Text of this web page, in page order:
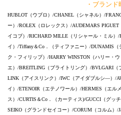
・ブランド
HUBLOT（ウブロ）/CHANEL（シャネル）/
ー）/ROLEX（ロレックス）/AUDEMARS
イコブ）/RICHARD MILLE（リシャール・ミル）
イ）/Tiffany＆Co．（ティファニー）/DUNAMIS（
ク・フィリップ）/HARRY WINSTON（ハリー・
エ）/BREITLING（ブライトリング）/BVLGARI
LINK（アイスリンク）/IWC（アイダブルシ―）/
イ）/ETENOIR（エテノワール）/HERMES（エル
ス）/CURTIS＆Co．（カーティス)/GUCCI（グッ
SEIKO（グランドセイコー）/CORUM（コルム）/